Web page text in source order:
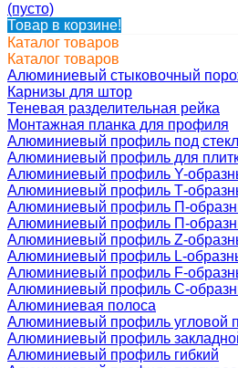
(пусто)
Товар в корзине!
Каталог товаров
Каталог товаров
Алюминиевый стыковочный
Карнизы для штор
Теневая разделительная рейка
Монтажная планка для профиля
Алюминиевый профиль под
Алюминиевый профиль для
Алюминиевый профиль Y-
Алюминиевый профиль Т-
Алюминиевый профиль П-
Алюминиевый профиль П-
Алюминиевый профиль Z-
Алюминиевый профиль L-
Алюминиевый профиль F-
Алюминиевый профиль C-
Алюминиевая полоса
Алюминиевый профиль угловой
Алюминиевый профиль
Алюминиевый профиль гибкий